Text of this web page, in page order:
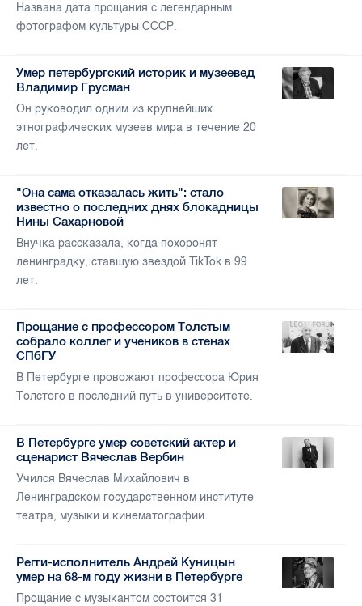
Названа дата прощания с легендарным
фотографом культуры СССР.
Умер петербургский историк и музеевед
Владимир Грусман
Он руководил одним из крупнейших
этнографических музеев мира в течение 20
лет.
"Она сама отказалась жить": стало
известно о последних днях блокадницы
Нины Сахарновой
Внучка рассказала, когда похоронят
ленинградку, ставшую звездой TikTok в 99
лет.
Прощание с профессором Толстым
собрало коллег и учеников в стенах
СПбГУ
В Петербурге провожают профессора Юрия
Толстого в последний путь в университете.
В Петербурге умер советский актер и
сценарист Вячеслав Вербин
Учился Вячеслав Михайлович в
Ленинградском государственном институте
театра, музыки и кинематографии.
Регги-исполнитель Андрей Куницын
умер на 68-м году жизни в Петербурге
Прощание с музыкантом состоится 31